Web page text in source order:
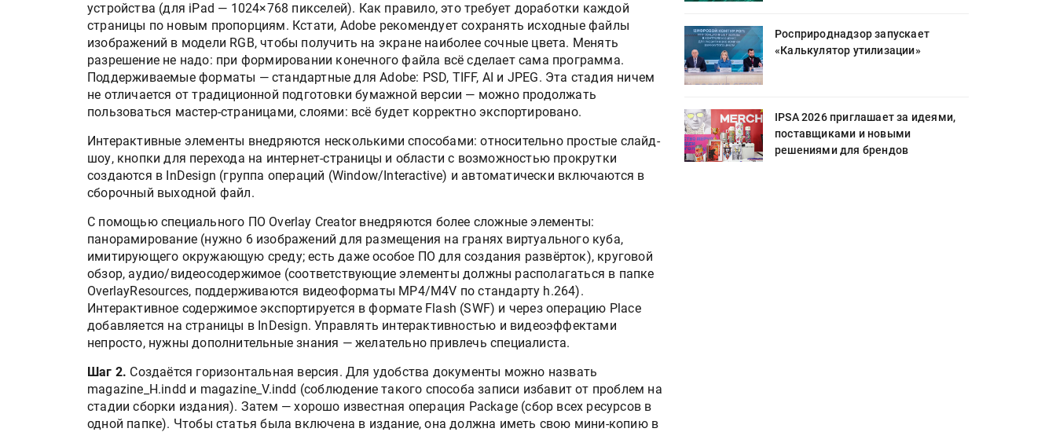
устройства (для iPad — 1024×768 пикселей). Как правило, это требует доработки каждой
страницы по новым пропорциям. Кстати, Adobe рекомендует сохранять исходные файлы
изображений в модели RGB, чтобы получить на экране наиболее сочные цвета. Менять
разрешение не надо: при формировании конечного файла всё сделает сама программа.
Поддерживаемые форматы — стандартные для Adobe: PSD, TIFF, AI и JPEG. Эта стадия ничем
не отличается от традиционной подготовки бумажной версии — можно продолжать
пользоваться мастер-страницами, слоями: всё будет корректно экспортировано.
Интерактивные элементы внедряются несколькими способами: относительно простые слайд-
шоу, кнопки для перехода на интернет-страницы и области с возможностью прокрутки
создаются в InDesign (группа операций (Window/Interactive) и автоматически включаются в
сборочный выходной файл.
С помощью специального ПО Overlay Creator внедряются более сложные элементы:
панорамирование (нужно 6 изображений для размещения на гранях виртуального куба,
имитирующего окружающую среду; есть даже особое ПО для создания развёрток), круговой
обзор, аудио/видеосодержимое (соответствующие элементы должны располагаться в папке
OverlayResources, поддерживаются видеоформаты MP4/M4V по стандарту h.264).
Интерактивное содержимое экспортируется в формате Flash (SWF) и через операцию Place
добавляется на страницы в InDesign. Управлять интерактивностью и видеоэффектами
непросто, нужны дополнительные знания — желательно привлечь специалиста.
Шаг 2. Создаётся горизонтальная версия. Для удобства документы можно назвать
magazine_H.indd и magazine_V.indd (соблюдение такого способа записи избавит от проблем на
стадии сборки издания). Затем — хорошо известная операция Package (сбор всех ресурсов в
одной папке). Чтобы статья была включена в издание, она должна иметь свою мини-копию в
Росприроднадзор запускает
«Калькулятор утилизации»
IPSA 2026 приглашает за идеями,
решениями для брендов
Росприроднадзор запускает
«Калькулятор утилизации»
IPSA 2026 приглашает за идеями,
решениями для брендов
Росприроднадзор запускает
«Калькулятор утилизации»
IPSA 2026 приглашает за идеями,
поставщиками и новыми
решениями для брендов